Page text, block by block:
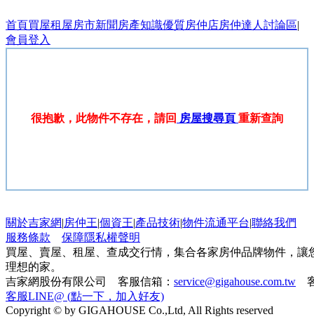
首頁買屋租屋房市新聞 房產知識優質房仲店房仲達人 討論區|
會員登入
很抱歉，此物件不存在，請回 房屋搜尋頁 重新查詢
關於吉家網|房仲王|個資王|產品技術|物件流通平台|聯絡我們
服務條款
保障隱私權聲明
買屋、賣屋、租屋、查成交行情，集合各家房仲品牌物件，
理想的家。
吉家網股份有限公司 客服信箱： service@gigahouse.com.tw
客服LINE@ (點一下，加入好友)
Copyright © by GIGAHOUSE Co.,Ltd, All Rights reserved